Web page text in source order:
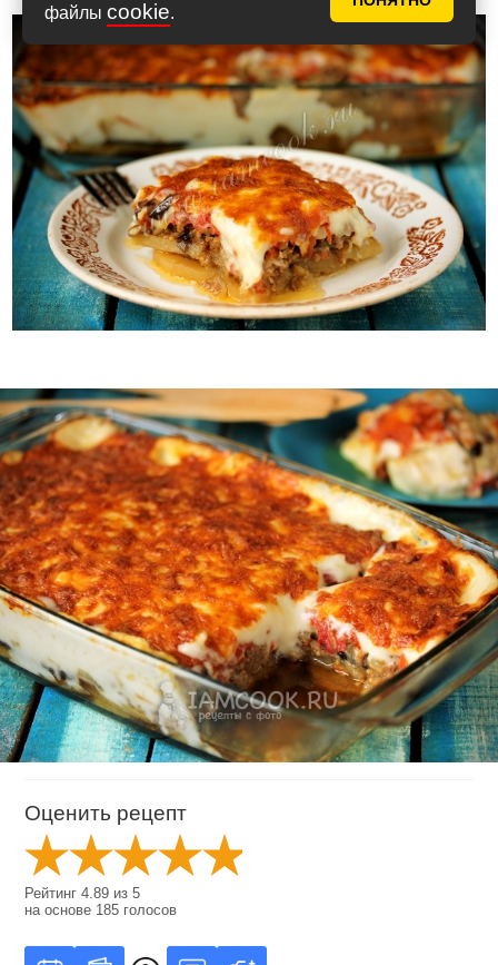
файлы cookie.
Оценить рецепт
Рейтинг4.89 из5
на основе 185 голосов